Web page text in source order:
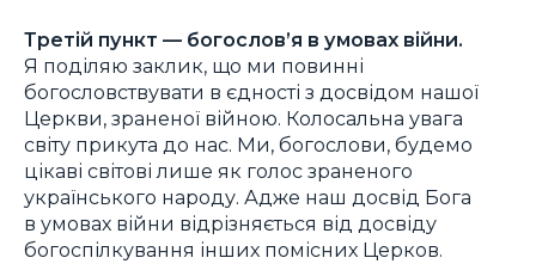
Третій пункт — богослов’я в умовах війни.
Я поділяю заклик, що ми повинні
богословствувати в єдності з досвідом нашої
Церкви, зраненої війною. Колосальна увага
світу прикута до нас. Ми, богослови, будемо
цікаві світові лише як голос зраненого
українського народу. Адже наш досвід Бога
в умовах війни відрізняється від досвіду
богоспілкування інших помісних Церков.